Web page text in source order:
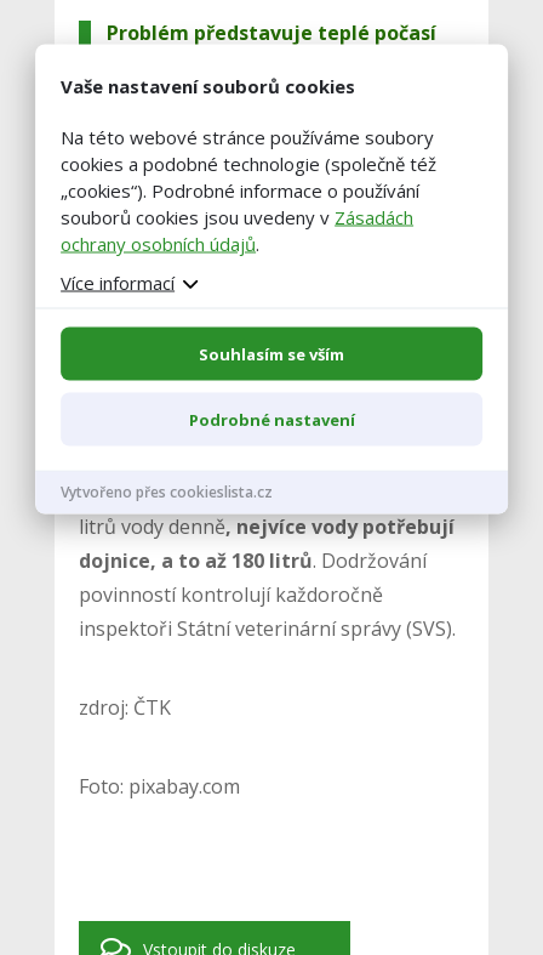
Problém představuje teplé počasí
napomáhá rozvoji kůrovce,
hospodářských zvířat jsou vyšší
teploty naopak brzdou, většina virů
podle Havla nemá ráda horké počasí
a intenzivní sluneční svit.
Chovatelé musí
zajistit zvířatům dostatek vody, ale
také úkryty před sluncem a větrání
Farmy, které chovají prasata, musí
každému kusu zajistit přístup k 25 litrům
vody na jedno zvíře. Skot vyžaduje 40
litrů vody denně, nejvíce vody potřebují
dojnice, a to až 180 litrů. Dodržování
povinností kontrolují každoročně
inspektoři Státní veterinární správy (SVS).
zdroj: ČTK
Foto: pixabay.com
Vstoupit do diskuze
Vaše nastavení souborů cookies
Na této webové stránce používáme soubory
cookies a podobné technologie (společně též
„cookies“). Podrobné informace o používání
souborů cookies jsou uvedeny v Zásadách
ochrany osobních údajů.
Více informací
Souhlasím se vším
Podrobné nastavení
Vytvořeno přes cookieslista.cz